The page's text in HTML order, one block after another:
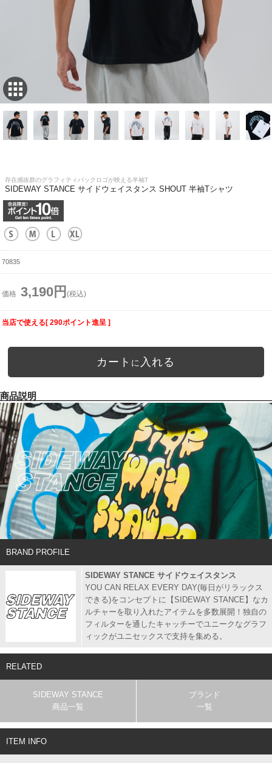
存在感抜群のグラフィティバックロゴが映える半袖T
SIDEWAY STANCE サイドウェイスタンス SHOUT 半袖Tシャツ
70835
価格 3,190円 (税込)
当店で使える[ 290ポイント進呈 ]
カート に 入れる
商品説明
BRAND PROFILE
SIDEWAY STANCE サイドウェイスタンス
YOU CAN RELAX EVERY DAY(毎日がリラックス
できる)をコンセプトに【SIDEWAY STANCE】なカ
ルチャーを取り入れたアイテムを多数展開！独自の
フィルターを通したキャッチーでユニークなグラフ
ィックがユニセックスで支持を集める。
RELATED
SIDEWAY STANCE
商品一覧
ブランド
一覧
ITEM INFO